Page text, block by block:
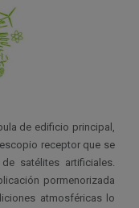
de edificio principal,
receptor que se
satélites artificiales.
pormenorizada
atmosféricas lo